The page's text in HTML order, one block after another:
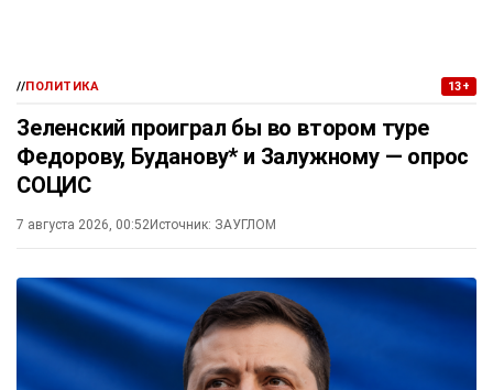
//ПОЛИТИКА 13+
Зеленский проиграл бы во втором туре
Федорову, Буданову* и Залужному — опрос
СОЦИС
7 августа 2026, 00:52Источник: ЗАУГЛОМ